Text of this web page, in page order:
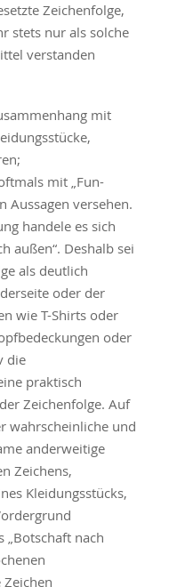
Zeichenfolge,
stets nur als solche
verstanden
mit
mit „Fun-
Aussagen versehen.
handele es sich
außen“. Deshalb sei
als deutlich
oder der
wie T-Shirts oder
oder
die
praktisch
Zeichenfolge. Auf
wahrscheinliche und
anderweitige
Zeichens,
Kleidungsstücks,
„Botschaft nach